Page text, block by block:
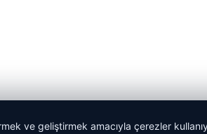
ve geliştirmek amacıyla çerezler